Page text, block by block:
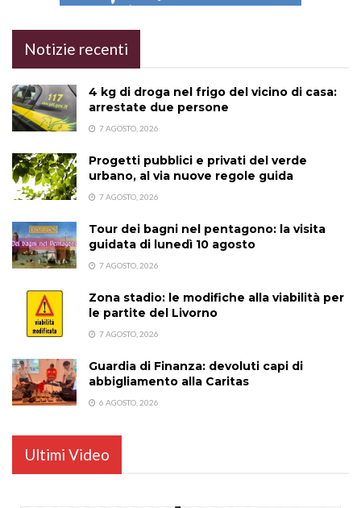
Notizie recenti
4 kg di droga nel frigo del vicino di casa:
arrestate due persone
7 AGOSTO, 2026
Progetti pubblici e privati del verde
urbano, al via nuove regole guida
7 AGOSTO, 2026
Tour dei bagni nel pentagono: la visita
guidata di lunedì 10 agosto
7 AGOSTO, 2026
Zona stadio: le modifiche alla viabilità per
le partite del Livorno
7 AGOSTO, 2026
Guardia di Finanza: devoluti capi di
abbigliamento alla Caritas
6 AGOSTO, 2026
Ultimi Video